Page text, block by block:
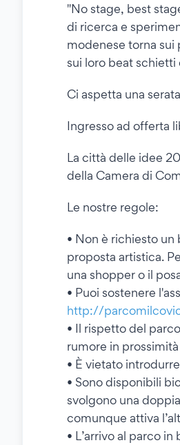
"No stage, best
di ricerca e
modenese torna
sui loro beat
Ci aspetta una
Ingresso ad offerta
La città delle idee
della Camera di
Le nostre regole:
• Non è richiesto
proposta artistica.
una shopper o il
• Puoi sostenere
http://
• Il rispetto del
rumore in
• È vietato
• Sono disponibili
svolgono una
comunque attiva
• L’arrivo al parco